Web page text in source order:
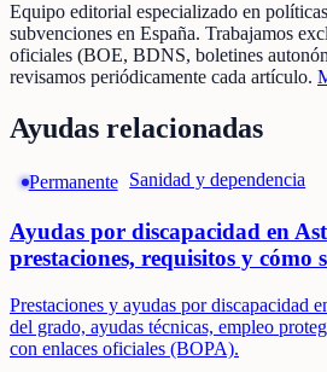
Equipo editorial especializado en
subvenciones en España. Trabajamos
oficiales (BOE, BDNS, boletines
revisamos periódicamente cada artículo.
Ayudas relacionadas
Permanente Sanidad y dependencia
Ayudas por discapacidad en
prestaciones, requisitos y cómo
Prestaciones y ayudas por discapacidad
del grado, ayudas técnicas, empleo
con enlaces oficiales (BOPA).